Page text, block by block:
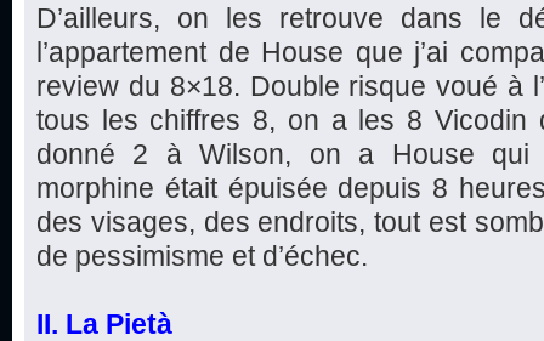
D’ailleurs, on les retrouve dans le
l’appartement de House que j’ai
review du 8×18. Double risque voué à
tous les chiffres 8, on a les 8 Vicodin
donné 2 à Wilson, on a House qui
morphine était épuisée depuis 8
des visages, des endroits, tout est
de pessimisme et d’échec.
II. La Pietà